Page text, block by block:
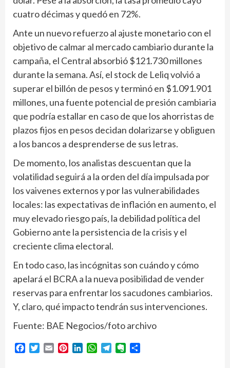
cuatro décimas y quedó en 72%.
Ante un nuevo refuerzo al ajuste monetario con el
objetivo de calmar al mercado cambiario durante la
campaña, el Central absorbió $121.730 millones
durante la semana. Así, el stock de Leliq volvió a
superar el billón de pesos y terminó en $1.091.901
millones, una fuente potencial de presión cambiaria
que podría estallar en caso de que los ahorristas de
plazos fijos en pesos decidan dolarizarse y obliguen
a los bancos a desprenderse de sus letras.
De momento, los analistas descuentan que la
volatilidad seguirá a la orden del día impulsada por
los vaivenes externos y por las vulnerabilidades
locales: las expectativas de inflación en aumento, el
muy elevado riesgo país, la debilidad política del
Gobierno ante la persistencia de la crisis y el
creciente clima electoral.
En todo caso, las incógnitas son cuándo y cómo
apelará el BCRA a la nueva posibilidad de vender
reservas para enfrentar los sacudones cambiarios.
Y, claro, qué impacto tendrán sus intervenciones.
Fuente: BAE Negocios/foto archivo
Facebook
Twitter
Email PinterestLinkedInWhatsApp
TelegramEvernote